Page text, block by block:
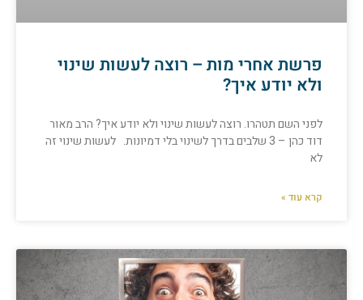
פרשת אחרי מות – רוצה לעשות שינוי
ולא יודע איך?
לפני השם תטהרו. רוצה לעשות שינוי ולא יודע איך? הרב מאור
דוד כהן – 3 שלבים בדרך לשינוי בלי דמיונות. לעשות שינוי זה
לא
קרא עוד »